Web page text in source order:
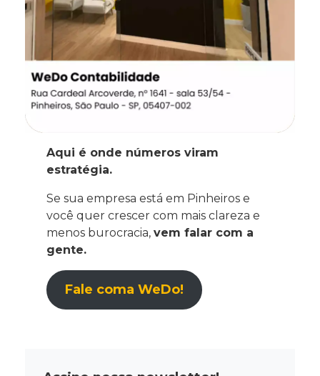
Aqui é onde números viram
estratégia.
Se sua empresa está em Pinheiros e
você quer crescer com mais clareza e
menos burocracia,vem falar com a
gente.
Fale coma WeDo!